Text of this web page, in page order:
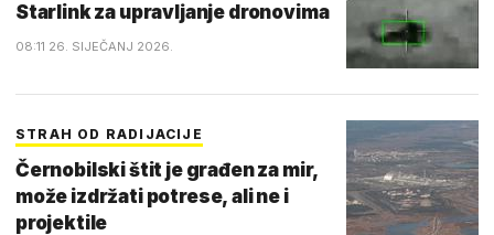
Starlink za upravljanje dronovima
08:11 26. SIJEČANJ 2026.
STRAH OD RADIJACIJE
Černobilski štit je građen za mir,
može izdržati potrese, ali ne i
projektile